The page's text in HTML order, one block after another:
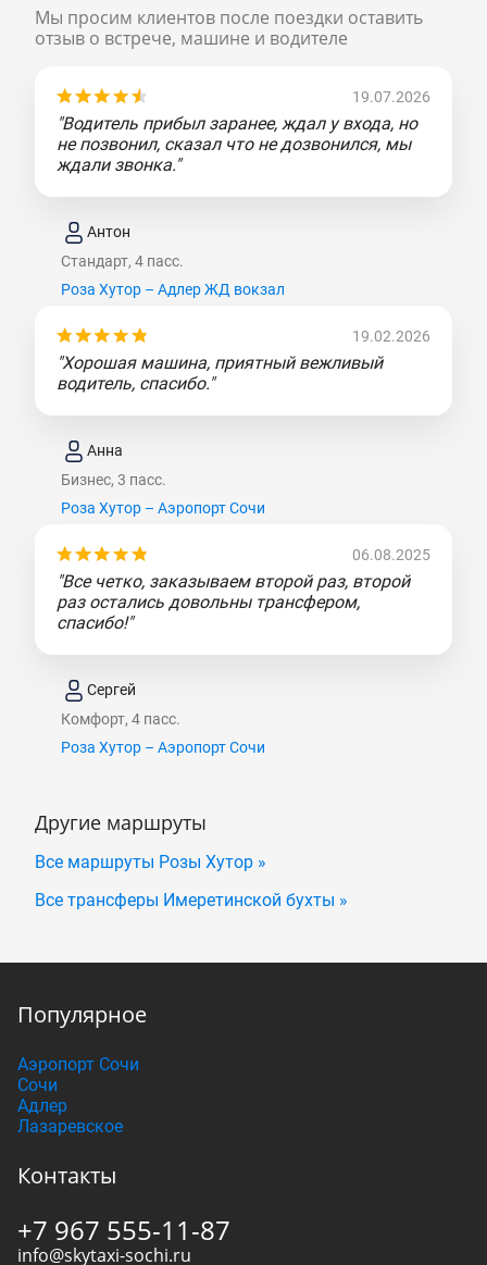
Мы просим клиентов после поездки оставить
отзыв о встрече, машине и водителе
19.07.2026
"Водитель прибыл заранее, ждал у входа, но
не позвонил, сказал что не дозвонился, мы
ждали звонка."
Антон
Стандарт, 4 пасс.
Роза Хутор – Адлер ЖД вокзал
19.02.2026
"Хорошая машина, приятный вежливый
водитель, спасибо."
Анна
Бизнес, 3 пасс.
Роза Хутор – Аэропорт Сочи
06.08.2025
"Все четко, заказываем второй раз, второй
раз остались довольны трансфером,
спасибо!"
Сергей
Комфорт, 4 пасс.
Роза Хутор – Аэропорт Сочи
Другие маршруты
Все маршруты Розы Хутор »
Все трансферы Имеретинской бухты »
Популярное
Аэропорт Сочи
Сочи
Адлер
Лазаревское
Контакты
+7 967 555-11-87
info@skytaxi-sochi.ru